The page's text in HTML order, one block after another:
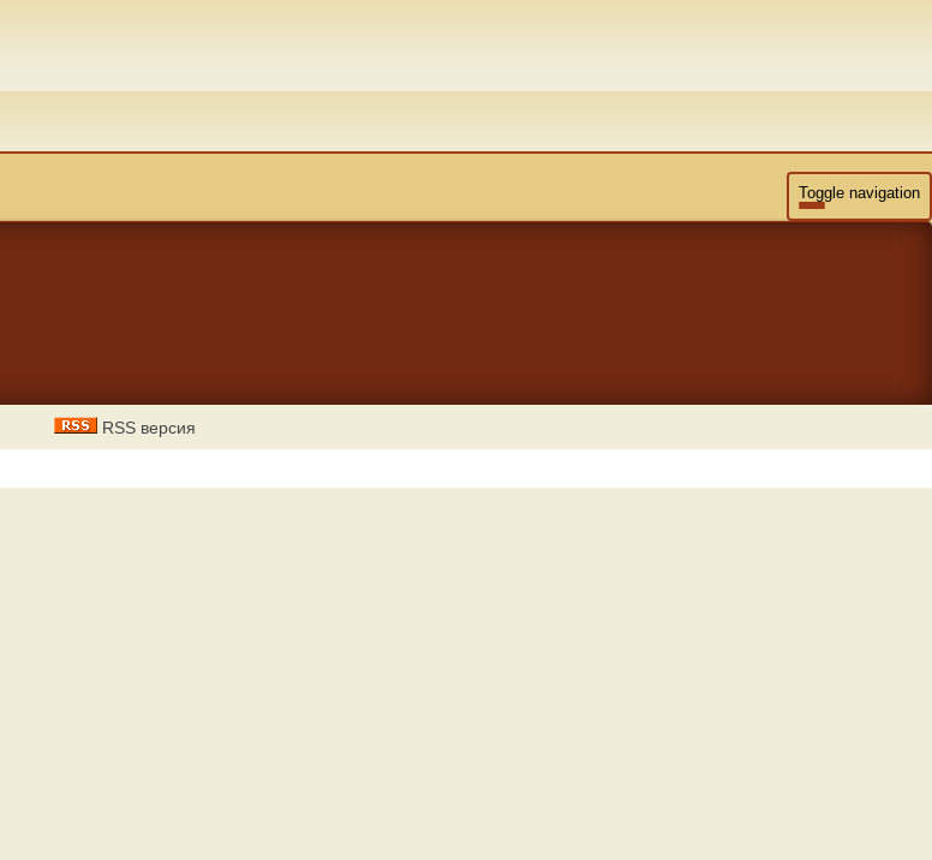
Toggle navigation
RSS версия